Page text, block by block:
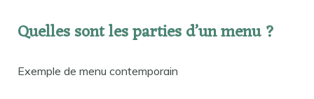
Quelles sont les parties d’un menu ?
Exemple de menu contemporain